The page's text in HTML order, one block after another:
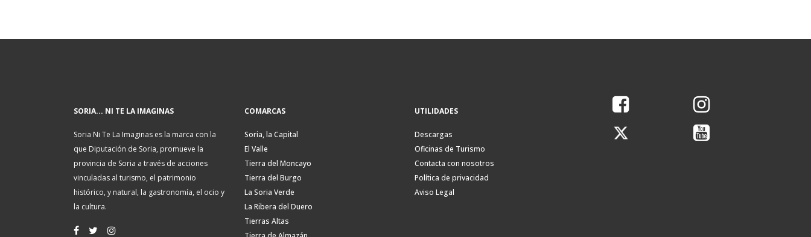
SORIA... NI TE LA IMAGINAS
Soria Ni Te La Imaginas es la marca con la
que Diputación de Soria, promueve la
provincia de Soria a través de acciones
vinculadas al turismo, el patrimonio
histórico, y natural, la gastronomía, el ocio y
la cultura.
COMARCAS
Soria, la Capital
El Valle
Tierra del Moncayo
Tierra del Burgo
La Soria Verde
La Ribera del Duero
Tierras Altas
UTILIDADES
Descargas
Oficinas de Turismo
Contacta con nosotros
Política de privacidad
Aviso Legal